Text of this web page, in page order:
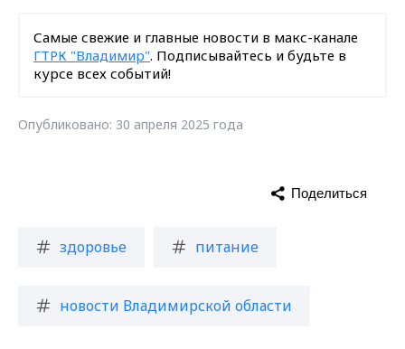
Самые свежие и главные новости в макс-канале
ГТРК "Владимир". Подписывайтесь и будьте в
курсе всех событий!
Опубликовано: 30 апреля 2025 года
здоровье питание
новости Владимирской области
Поделиться